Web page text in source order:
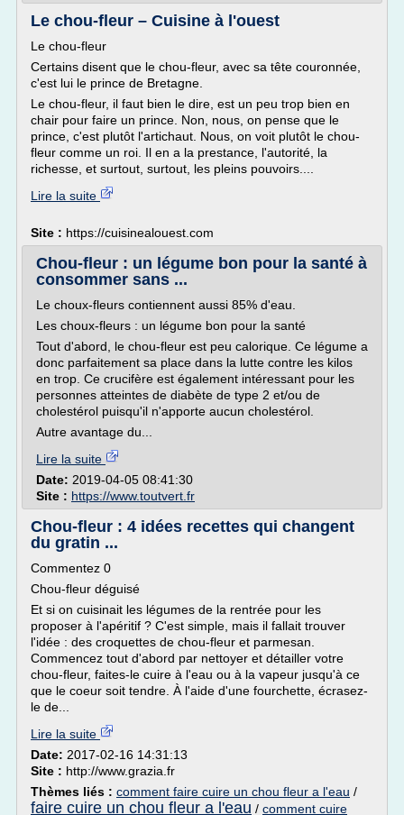
Le chou-fleur – Cuisine à l'ouest
Le chou-fleur
Certains disent que le chou-fleur, avec sa tête couronnée,
c'est lui le prince de Bretagne.
Le chou-fleur, il faut bien le dire, est un peu trop bien en
chair pour faire un prince. Non, nous, on pense que le
prince, c'est plutôt l'artichaut. Nous, on voit plutôt le chou-
fleur comme un roi. Il en a la prestance, l'autorité, la
richesse, et surtout, surtout, les pleins pouvoirs....
Lire la suite
Site : https://cuisinealouest.com
Chou-fleur : un légume bon pour la santé à
consommer sans ...
Le choux-fleurs contiennent aussi 85% d'eau.
Les choux-fleurs : un légume bon pour la santé
Tout d'abord, le chou-fleur est peu calorique. Ce légume a
donc parfaitement sa place dans la lutte contre les kilos
en trop. Ce crucifère est également intéressant pour les
personnes atteintes de diabète de type 2 et/ou de
cholestérol puisqu'il n'apporte aucun cholestérol.
Autre avantage du...
Lire la suite
Date: 2019-04-05 08:41:30
Site : https://www.toutvert.fr
Chou-fleur : 4 idées recettes qui changent
du gratin ...
Commentez 0
Chou-fleur déguisé
Et si on cuisinait les légumes de la rentrée pour les
proposer à l'apéritif ? C'est simple, mais il fallait trouver
l'idée : des croquettes de chou-fleur et parmesan.
Commencez tout d'abord par nettoyer et détailler votre
chou-fleur, faites-le cuire à l'eau ou à la vapeur jusqu'à ce
que le coeur soit tendre. À l'aide d'une fourchette, écrasez-
le de...
Lire la suite
Date: 2017-02-16 14:31:13
Site : http://www.grazia.fr
Thèmes liés : comment faire cuire un chou fleur a l'eau /
faire cuire un chou fleur a l'eau / comment cuire